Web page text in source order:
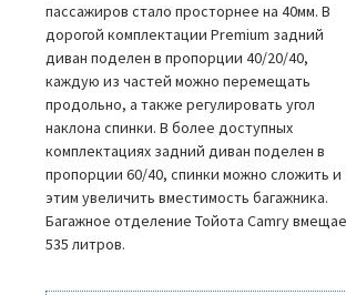
пассажиров стало просторнее на 40мм. В
дорогой комплектации Premium задний
диван поделен в пропорции 40/20/40,
каждую из частей можно перемещать
продольно, а также регулировать угол
наклона спинки. В более доступных
комплектациях задний диван поделен в
пропорции 60/40, спинки можно сложить и
этим увеличить вместимость багажника.
Багажное отделение Тойота Camry
535 литров.